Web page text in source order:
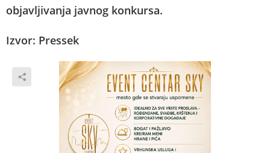
objavljivanja javnog konkursa.
Izvor: Pressek